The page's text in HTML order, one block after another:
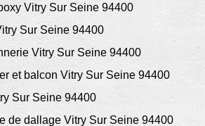
Vitry Sur Seine 94400
Sur Seine 94400
Vitry Sur Seine 94400
et balcon Vitry Sur Seine 94400
Sur Seine 94400
de dallage Vitry Sur Seine 94400